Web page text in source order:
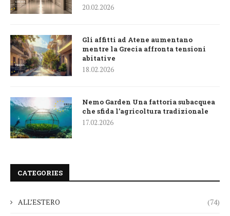
20.02.2026
Gli affitti ad Atene aumentano
mentre la Grecia affronta tensioni
abitative
18.02.2026
Nemo Garden Una fattoria subacquea
che sfida l’agricoltura tradizionale
17.02.2026
CATEGORIES
ALL’ESTERO (74)